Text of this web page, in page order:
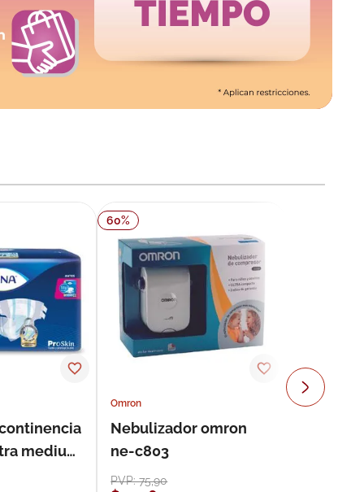
medium
60%
Omron
Nebulizador omron
ne-c803
PVP:75,90